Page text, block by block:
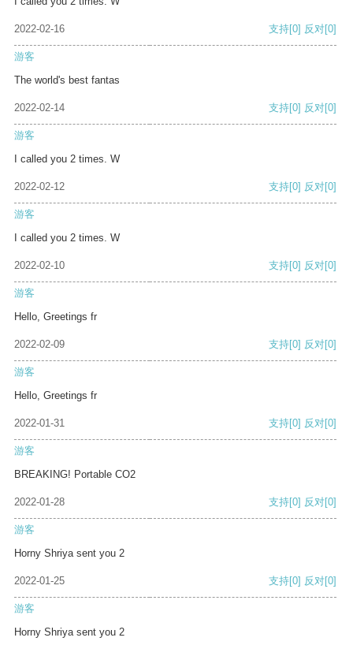
2022-02-16 支持[0] 反对[0]
游客
The world's best fantas
2022-02-14 支持[0] 反对[0]
游客
I called you 2 times. W
2022-02-12 支持[0] 反对[0]
游客
I called you 2 times. W
2022-02-10 支持[0] 反对[0]
游客
Hello, Greetings fr
2022-02-09 支持[0] 反对[0]
游客
Hello, Greetings fr
2022-01-31 支持[0] 反对[0]
游客
BREAKING! Portable CO2
2022-01-28 支持[0] 反对[0]
游客
Horny Shriya sent you 2
2022-01-25 支持[0] 反对[0]
游客
Horny Shriya sent you 2